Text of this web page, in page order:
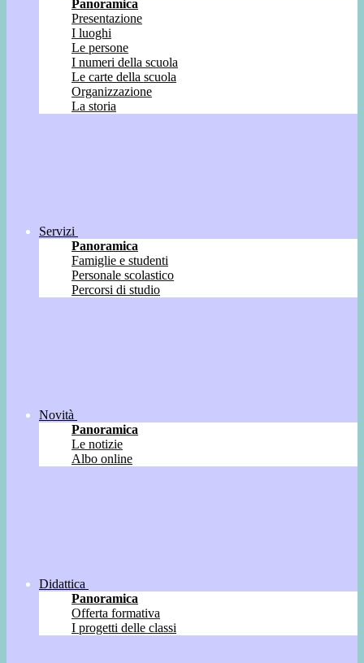
Panoramica
Presentazione
I luoghi
Le persone
I numeri della scuola
Le carte della scuola
Organizzazione
La storia
Servizi
Panoramica
Famiglie e studenti
Personale scolastico
Percorsi di studio
Novità
Panoramica
Le notizie
Albo online
Didattica
Panoramica
Offerta formativa
I progetti delle classi